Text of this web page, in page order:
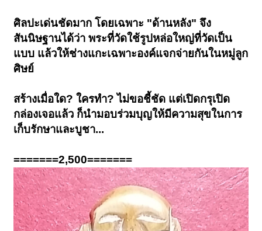
ศิลปะเด่นชัดมาก โดยเฉพาะ "ด้านหลัง" จึง
สันนิษฐานได้ว่า พระที่วัดใช้รูปหล่อใหญ่ที่วัดเป็น
แบบ แล้วให้ช่างแกะเฉพาะองค์แจกจ่ายกันในหมู่ลูก
ศิษย์
สร้างเมื่อใด? ใครทำ? ไม่ขอชี้ชัด แต่เปิดกรุเปิด
กล่องเจอแล้ว ก็นำมอบร่วมบุญให้มีความสุขในการ
เก็บรักษาและบูชา...
=======2,500=======